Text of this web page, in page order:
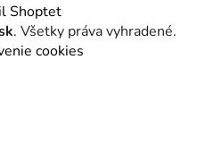
Shoptet
. Všetky práva vyhradené.
cookies